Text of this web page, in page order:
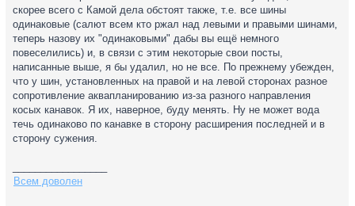
скорее всего с Камой дела обстоят также, т.е. все шины
одинаковые (салют всем кто ржал над левыми и правыми шинами,
теперь назову их "одинаковыми" дабы вы ещё немного
повеселились) и, в связи с этим некоторые свои посты,
написанные выше, я бы удалил, но не все. По прежнему убежден,
что у шин, установленных на правой и на левой сторонах разное
сопротивление аквапланированию из-за разного направления
косых канавок. Я их, наверное, буду менять. Ну не может вода
течь одинаково по канавке в сторону расширения последней и в
сторону сужения.
Всем доволен